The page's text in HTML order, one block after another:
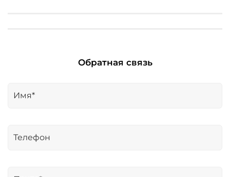
Обратная связь